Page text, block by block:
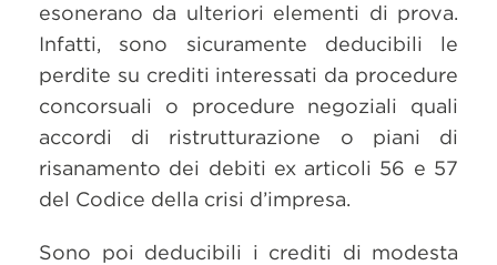
esonerano da ulteriori elementi di prova.
Infatti, sono sicuramente deducibili le
perdite su crediti interessati da procedure
concorsuali o procedure negoziali quali
accordi di ristrutturazione o piani di
risanamento dei debiti ex articoli 56 e 57
del Codice della crisi d’impresa.
Sono poi deducibili i crediti di modesta